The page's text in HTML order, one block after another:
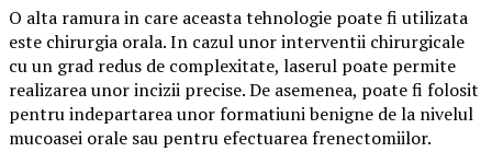
O alta ramura in care aceasta tehnologie poate fi utilizata
este chirurgia orala. In cazul unor interventii chirurgicale
cu un grad redus de complexitate, laserul poate permite
realizarea unor incizii precise. De asemenea, poate fi folosit
pentru indepartarea unor formatiuni benigne de la nivelul
mucoasei orale sau pentru efectuarea frenectomiilor.